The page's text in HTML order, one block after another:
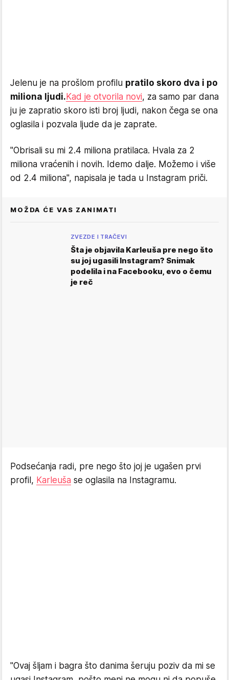
Jelenu je na prošlom profilu pratilo skoro dva i po
miliona ljudi. Kad je otvorila novi, za samo par dana
ju je zapratio skoro isti broj ljudi, nakon čega se ona
oglasila i pozvala ljude da je zaprate.
"Obrisali su mi 2.4 miliona pratilaca. Hvala za 2
miliona vraćenih i novih. Idemo dalje. Možemo i više
od 2.4 miliona", napisala je tada u Instagram priči.
MOŽDA ĆE VAS ZANIMATI
ZVEZDE I TRAČEVI
Šta je objavila Karleuša pre nego što
su joj ugasili Instagram? Snimak
podelila i na Facebooku, evo o čemu
je reč
Podsećanja radi, pre nego što joj je ugašen prvi
profil, Karleuša se oglasila na Instagramu.
"Ovaj šljam i bagra što danima šeruju poziv da mi se